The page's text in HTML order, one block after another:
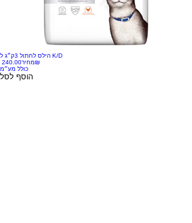
הילס לחתול 3ק״ג ל K/D
מחיר‏240.00 ‏₪
כולל מע״מ
הוסף לסל